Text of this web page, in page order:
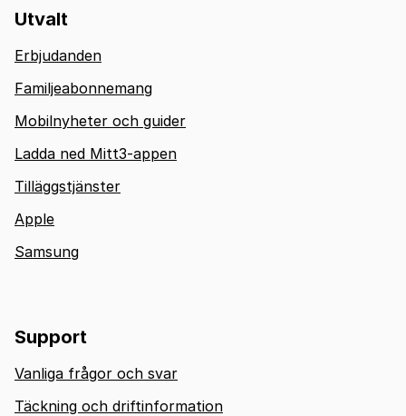
Utvalt
Erbjudanden
Familjeabonnemang
Mobilnyheter och guider
Ladda ned Mitt3-appen
Tilläggstjänster
Apple
Samsung
Support
Vanliga frågor och svar
Täckning och driftinformation